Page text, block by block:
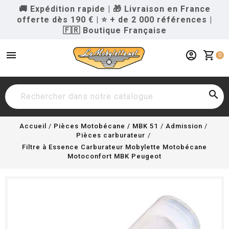
🚚 Expédition rapide | 🎁 Livraison en France
offerte dès 190 € | ⭐ + de 2 000 références |
🇫🇷 Boutique Française
menu shopping_cart 0
account_circle

Accueil Pièces Motobécane / MBK 51
Admission
Pièces carburateur
Filtre à Essence Carburateur Mobylette Motobécane
Motoconfort MBK Peugeot